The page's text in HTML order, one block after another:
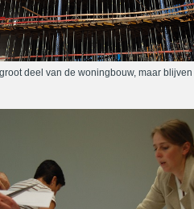
deel van de woningbouw, maar blijven